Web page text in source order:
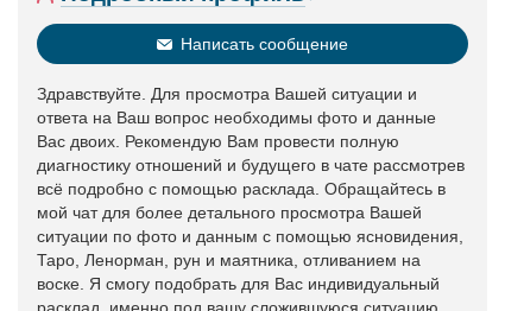
Написать сообщение
Здравствуйте. Для просмотра Вашей ситуации и
ответа на Ваш вопрос необходимы фото и данные
Вас двоих. Рекомендую Вам провести полную
диагностику отношений и будущего в чате рассмотрев
всё подробно с помощью расклада. Обращайтесь в
мой чат для более детального просмотра Вашей
ситуации по фото и данным с помощью ясновидения,
Таро, Ленорман, рун и маятника, отливанием на
воске. Я смогу подобрать для Вас индивидуальный